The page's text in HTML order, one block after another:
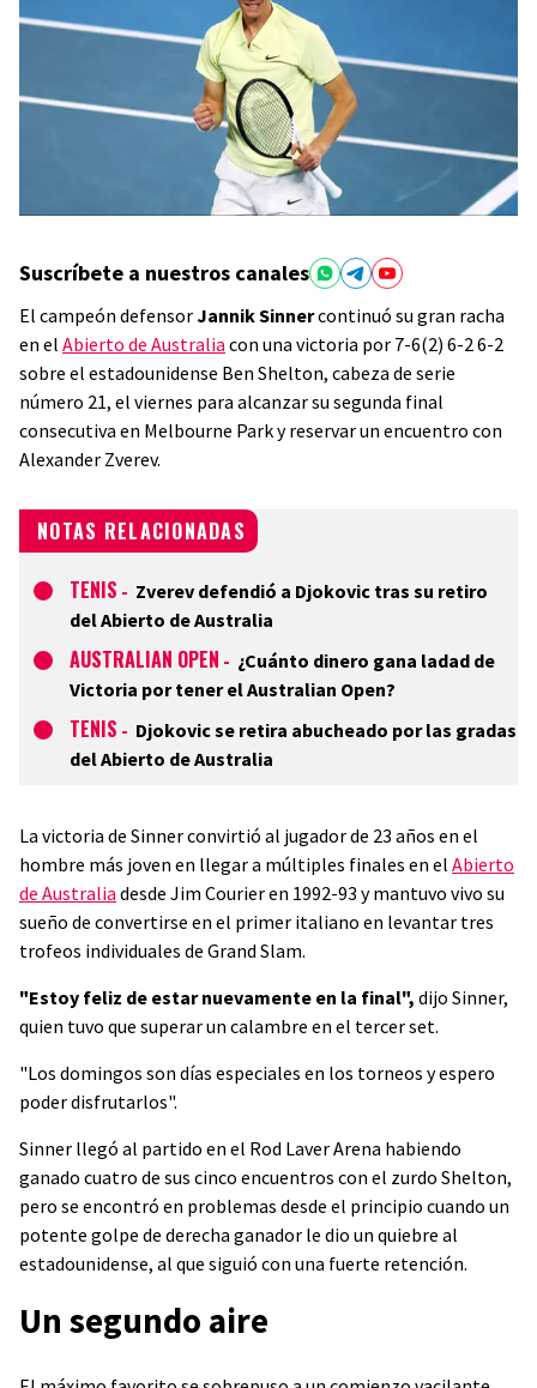
Suscríbete a nuestros canales
El campeón defensorJannik Sinnercontinuó su gran racha
en el Abierto de Australia con una victoria por 7-6(2) 6-2 6-2
sobre el estadounidense Ben Shelton, cabeza de serie
número 21, el viernes para alcanzar su segunda final
consecutiva en Melbourne Park y reservar un encuentro con
Alexander Zverev.
NOTAS RELACIONADAS
TENIS - Zverev defendió a Djokovic tras su retiro
del Abierto de Australia
AUSTRALIAN OPEN - ¿Cuánto dinero gana ladad de
Victoria por tener el Australian Open?
TENIS - Djokovic se retira abucheado por las gradas
del Abierto de Australia
La victoria de Sinner convirtió al jugador de 23 años en el
hombre más joven en llegar a múltiples finales en el Abierto
de Australia desde Jim Courier en 1992-93 y mantuvo vivo su
sueño de convertirse en el primer italiano en levantar tres
trofeos individuales de Grand Slam.
"Estoy feliz de estar nuevamente en la final", dijo Sinner,
quien tuvo que superar un calambre en el tercer set.
"Los domingos son días especiales en los torneos y espero
poder disfrutarlos".
Sinner llegó al partido en el Rod Laver Arena habiendo
ganado cuatro de sus cinco encuentros con el zurdo Shelton,
pero se encontró en problemas desde el principio cuando un
potente golpe de derecha ganador le dio un quiebre al
estadounidense, al que siguió con una fuerte retención.
Un segundo aire